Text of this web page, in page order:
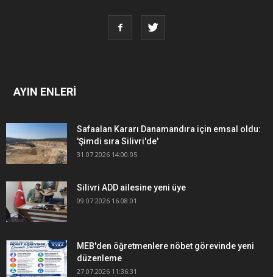
AYIN ENLERİ
Safaalan Kararı Danamandıra için emsal oldu:
'Şimdi sıra Silivri'de'
31.07.2026 14:00:05
Silivri ADD ailesine yeni üye
09.07.2026 16:08:01
MEB'den öğretmenlere nöbet görevinde yeni
düzenleme
27.07.2026 11:36:31